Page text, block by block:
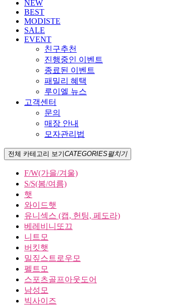
NEW
BEST
MODISTE
SALE
EVENT
친구추천
진행중인 이벤트
종료된 이벤트
패밀리 혜택
루이엘 뉴스
고객센터
문의
매장 안내
모자관리법
전체 카테고리 보기CATEGORIES펼치기
F/W(가을/겨울)
S/S(봄/여름)
햇
와이드햇
유니섹스 (캡, 헌팅, 페도라)
베레비니또끄
니트모
버킷햇
밀짚스트로우모
펠트모
스포츠골프아웃도어
남성모
빅사이즈